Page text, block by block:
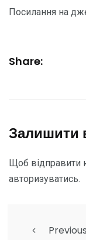
Посилання на
Share:
Залишити
Щоб відправити
авторизуватись.